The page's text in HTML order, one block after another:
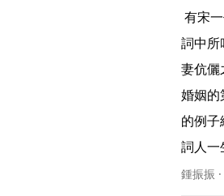
詞中
妻伉儷
婚姻的
的例子
詞人一
鍾振振